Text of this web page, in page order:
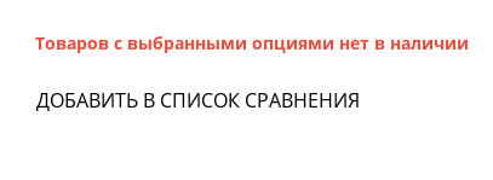
Товаров с выбранными опциями нет в наличии
ДОБАВИТЬ В СПИСОК СРАВНЕНИЯ